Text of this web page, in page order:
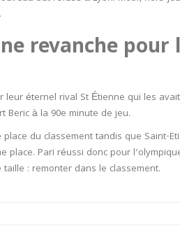
revanche pour
éternel rival St Étienne qui les
Beric à la 90e minute de jeu.
place du classement tandis que Saint-
place. Pari réussi donc pour
: remonter dans le classement.